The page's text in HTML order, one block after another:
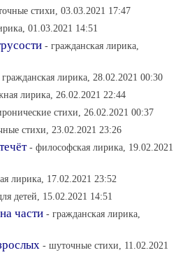
стихи, 03.03.2021 17:47
01.03.2021 14:51
- гражданская лирика,
лирика, 28.02.2021 00:30
лирика, 26.02.2021 22:44
стихи, 26.02.2021 00:37
стихи, 23.02.2021 23:26
- философская лирика, 19.02.2021
лирика, 17.02.2021 23:52
детей, 15.02.2021 14:51
части - гражданская лирика,
- шуточные стихи, 11.02.2021